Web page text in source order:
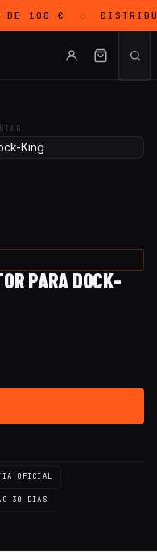
100 € ◇
PARA DOCK-
OFICIAL
30 DIAS